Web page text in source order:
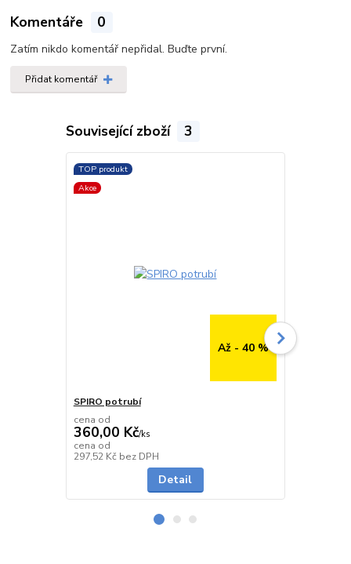
Komentáře 0
Zatím nikdo komentář nepřidal. Buďte první.
Přidat komentář
Související zboží 3
TOP produkt
Akce
Až - 40 %
SPIRO potrubí
cena od
360,00 Kč/ks
cena od
297,52 Kč bez DPH
Detail